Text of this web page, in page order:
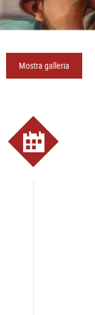
Mostra galleria